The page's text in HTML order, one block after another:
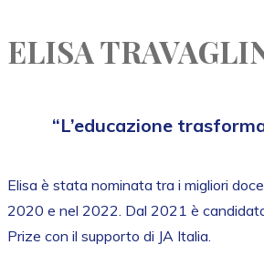
ELISA
“L’educazione
Elisa è stata nominata tra i migliori
2020 e nel 2022. Dal 2021 è
Prize con il supporto di JA Italia.